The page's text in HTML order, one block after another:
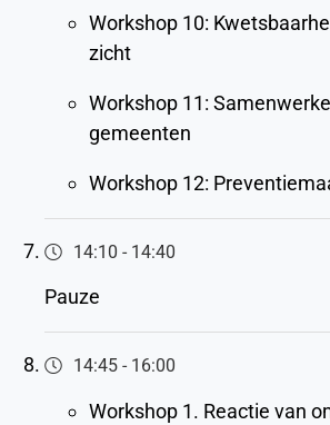
Workshop 10:
zicht
Workshop 11:
gemeenten
Workshop 12:
14:10 - 14:40
Pauze
14:45 - 16:00
Workshop 1. Reactie van